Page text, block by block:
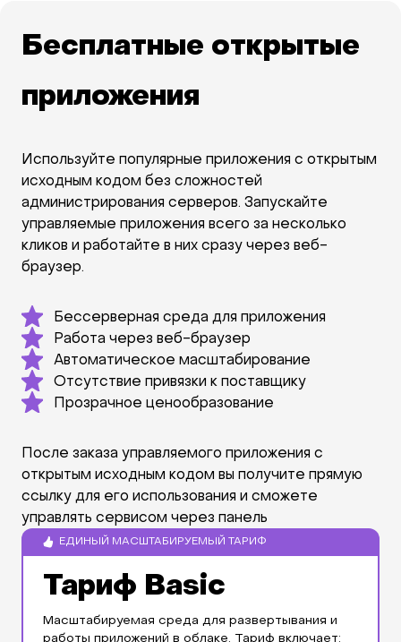
Бесплатные открытые
приложения
Используйте популярные приложения с открытым
исходным кодом без сложностей
администрирования серверов. Запускайте
управляемые приложения всего за несколько
кликов и работайте в них сразу через веб-
браузер.
Бессерверная среда для приложения
Работа через веб-браузер
Автоматическое масштабирование
Отсутствие привязки к поставщику
Прозрачное ценообразование
После заказа управляемого приложения с
открытым исходным кодом вы получите прямую
ссылку для его использования и сможете
управлять сервисом через панель
администратора.
Тариф Basic
Масштабируемая среда для развертывания и
работы приложений в облаке. Тариф включает: